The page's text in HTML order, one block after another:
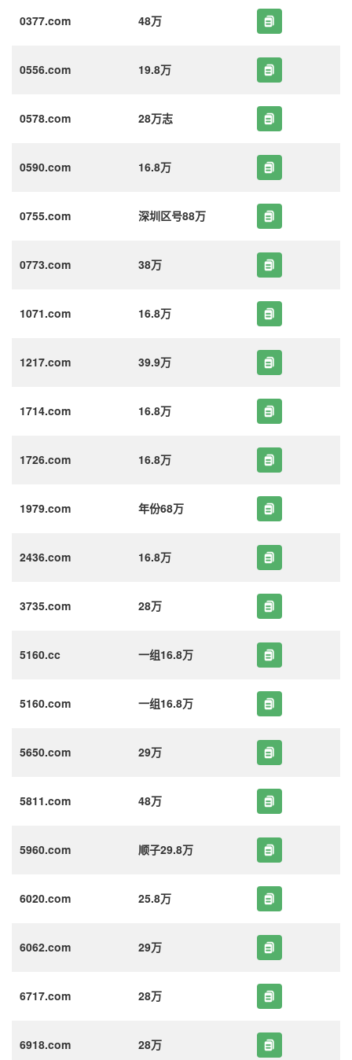
0377.com 48万
0556.com 19.8万
0578.com 28万志
0590.com 16.8万
0755.com 深圳区号88万
0773.com 38万
1071.com 16.8万
1217.com 39.9万
1714.com 16.8万
1726.com 16.8万
1979.com 年份68万
2436.com 16.8万
3735.com 28万
5160.cc 一组16.8万
5160.com 一组16.8万
5650.com 29万
5811.com 48万
5960.com 顺子29.8万
6020.com 25.8万
6062.com 29万
6717.com 28万
6918.com 28万